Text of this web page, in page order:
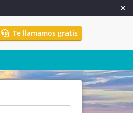
Te llamamos gratis